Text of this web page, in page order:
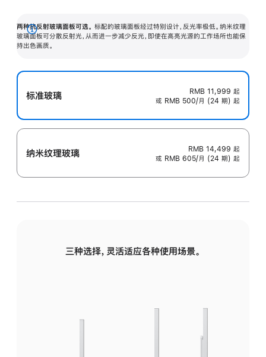
两种抗反射玻璃面板可选。 标配的玻璃面板经过特别设计，反光率极低。纳米纹理
玻璃面板可分散反射光，从而进一步减少反光，即使在高亮光源的工作场所也能保
持出色画质。
展
开
标准玻璃 RMB 11,999 起
或 RMB 500/月 (24 期) 起
纳米纹理玻璃 RMB 14,499 起
或 RMB 605/月 (24 期) 起
三种选择，灵活适应各种使用场景。